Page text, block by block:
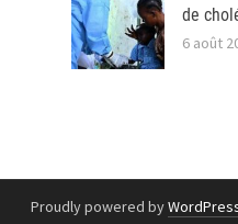
de
6 août
Proudly powered by